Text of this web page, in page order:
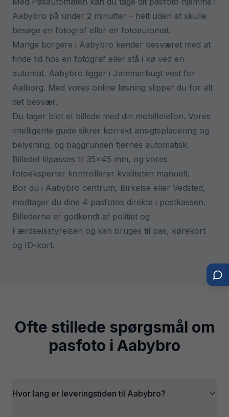
Aabybro på under 2 minutter – helt uden at skulle
besøge en fotograf eller en fotoautomat.
Mange borgere i Aabybro kender besværet med at
finde tid hos en fotograf eller stå i kø ved en
automat. Aabybro ligger i Jammerbugt vest for
Aalborg. Med vores online løsning slipper du for alt
det besvær.
Du tager blot et billede med din mobiltelefon. Vores
intelligente guide sikrer korrekt ansigtsplacering og
belysning, og baggrunden fjernes automatisk.
Billedet tilpasses til 35×45 mm, og vores
fotoeksperter kontrollerer kvaliteten manuelt.
Bor du i Aabybro centrum, Birkelse eller Vedsted,
modtager du dine 4 pasfotos direkte i postkassen.
Billederne er godkendt af politiet og
Færdselsstyrelsen og kan bruges til pas, kørekort
og ID-kort.
Ofte stillede spørgsmål om
pasfoto i Aabybro
Hvor lang er leveringstiden til Aabybro?